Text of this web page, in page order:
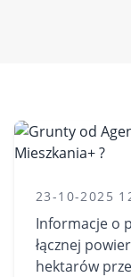
23-10-2025
Informacje o
łącznej
hektarów